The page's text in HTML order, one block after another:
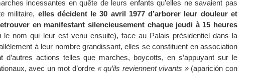
incessantes en quête de leurs enfants qu’elles ne savaient pas
militaire, elles décident le 30 avril 1977 d’arborer leur douleur et
en manifestant silencieusement chaque jeudi à 15 heures
le nom qui leur est venu ensuite), face au Palais présidentiel dans la
à leur nombre grandissant, elles se constituent en association
d’autres actions telles que marches, boycotts, en s’appuyant sur le
avec un mot d’ordre « qu’ils reviennent vivants »(aparición con